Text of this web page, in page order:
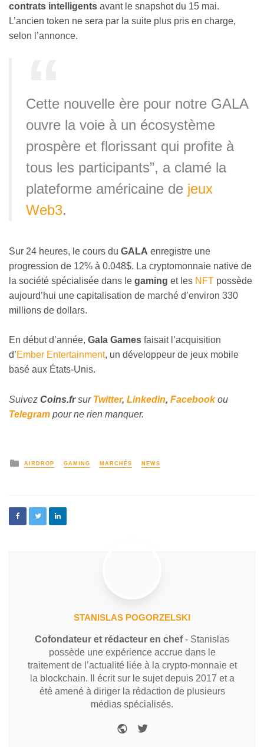
contrats intelligents avant le snapshot du 15 mai.
L’ancien token ne sera par la suite plus pris en charge,
selon l’annonce.
Cette nouvelle ère pour notre GALA
ouvre la voie à un écosystème
prospère et florissant qui profite à
tous les participants”, a clamé la
plateforme américaine de jeux
Web3.
Sur 24 heures, le cours du GALA enregistre une
progression de 12% à 0.048$. La cryptomonnaie native de
la société spécialisée dans le gaming et les NFT possède
aujourd’hui une capitalisation de marché d’environ 330
millions de dollars.
En début d’année, Gala Games faisait l’acquisition
d’Ember Entertainment, un développeur de jeux mobile
basé aux États-Unis.
Suivez Coins.frsur Twitter, Linkedin, Facebookou
Telegram pour ne rien manquer.
AIRDROP GAMING MARCHÉS NEWS
STANISLAS POGORZELSKI
Cofondateur et rédacteur en chef- Stanislas
possède une expérience accrue dans le
traitement de l’actualité liée à la crypto-monnaie et
la blockchain. Il écrit sur le sujet depuis 2017 et a
été amené à diriger la rédaction de plusieurs
médias spécialisés.